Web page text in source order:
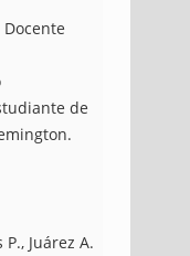
de
Juárez A.